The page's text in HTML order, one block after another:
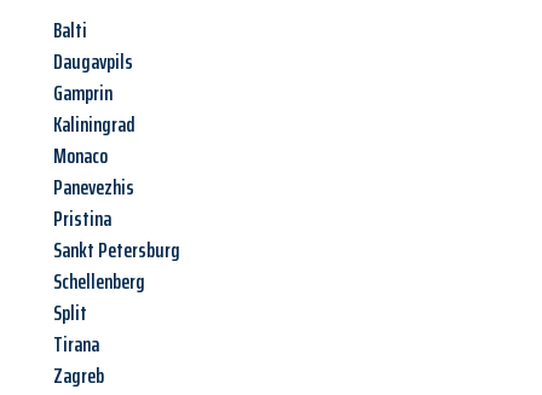
Balti
Daugavpils
Gamprin
Kaliningrad
Monaco
Panevezhis
Pristina
Sankt Petersburg
Schellenberg
Split
Tirana
Zagreb